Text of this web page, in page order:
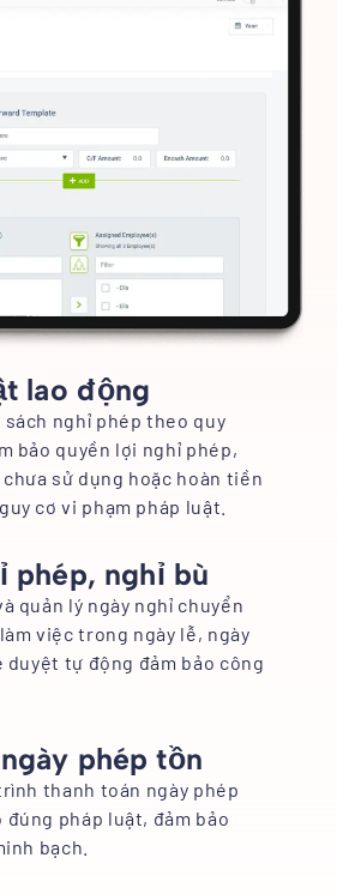
lao động
nghỉ phép theo quy
bảo quyền lợi nghỉ phép,
sử dụng hoặc hoàn tiền
cơ vi phạm pháp luật.
phép, nghỉ bù
quản lý ngày nghỉ chuyển
việc trong ngày lễ, ngày
duyệt tự động đảm bảo công
phép tồn
thanh toán ngày phép
pháp luật, đảm bảo
bạch.